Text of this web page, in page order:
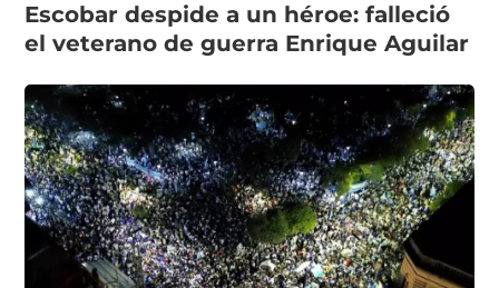
Escobar despide a un héroe: falleció
el veterano de guerra Enrique Aguilar